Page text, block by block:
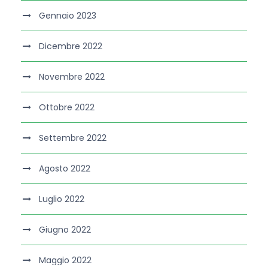
Gennaio 2023
Dicembre 2022
Novembre 2022
Ottobre 2022
Settembre 2022
Agosto 2022
Luglio 2022
Giugno 2022
Maggio 2022